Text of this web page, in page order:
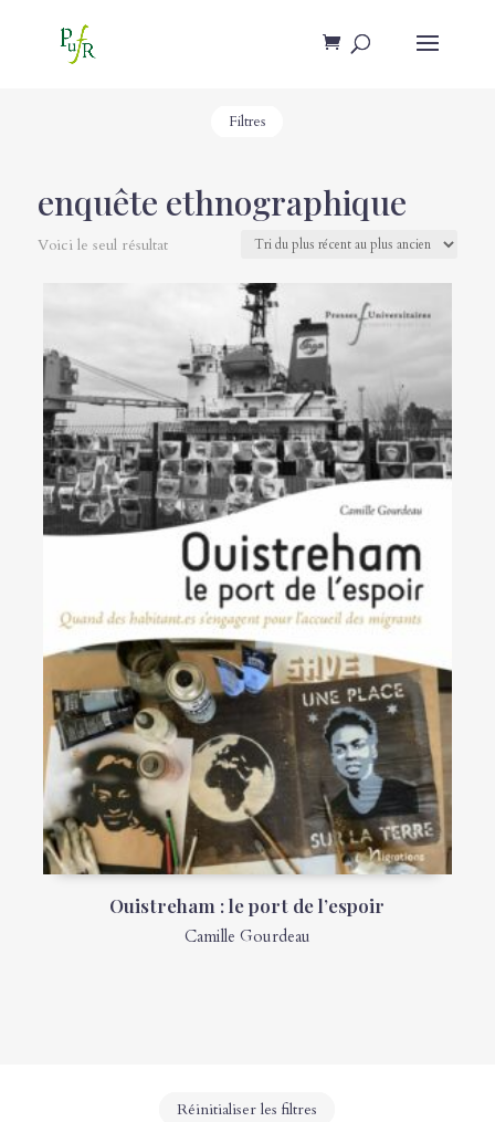
Filtres
enquête ethnographique
Voici le seul résultat
Ouistreham : le port de l’espoir
Camille Gourdeau
Réinitialiser les filtres